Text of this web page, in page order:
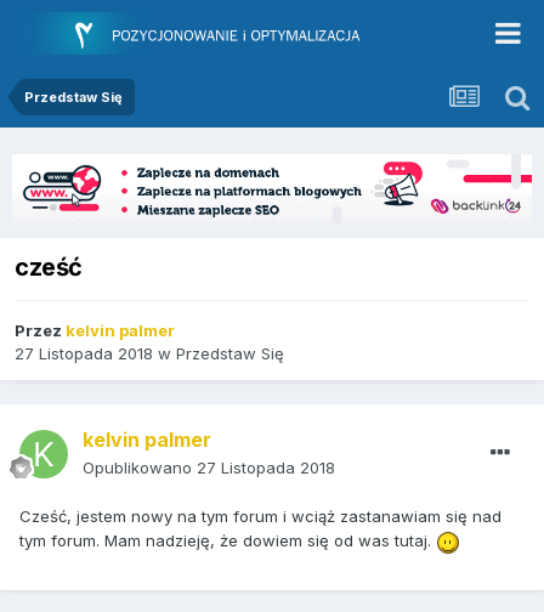
Przedstaw Się
cześć
Przez kelvin palmer
27 Listopada 2018 w Przedstaw Się
kelvin palmer
Opublikowano 27 Listopada 2018
Cześć, jestem nowy na tym forum i wciąż zastanawiam się nad
tym forum. Mam nadzieję, że dowiem się od was tutaj.